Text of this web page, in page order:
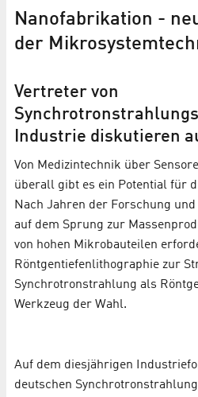
Nanofabrikation -
der
Vertreter von
Industrie diskutieren
Von Medizintechnik über
überall gibt es ein Potential für
Nach Jahren der Forschung
auf dem Sprung zur
von hohen Mikrobauteilen
Röntgentiefenlithographie zur
Synchrotronstrahlung als
Werkzeug der Wahl.
Auf dem diesjährigen
deutschen